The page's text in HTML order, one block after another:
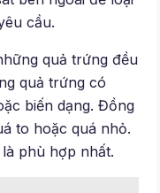
cầu.
quả trứng đều
quả trứng có
biến dạng. Đồng
to hoặc quá nhỏ.
phù hợp nhất.